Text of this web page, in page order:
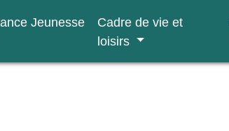
Jeunesse
Cadre de vie et
loisirs